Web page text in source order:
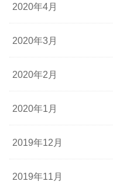
2020年4月
2020年3月
2020年2月
2020年1月
2019年12月
2019年11月